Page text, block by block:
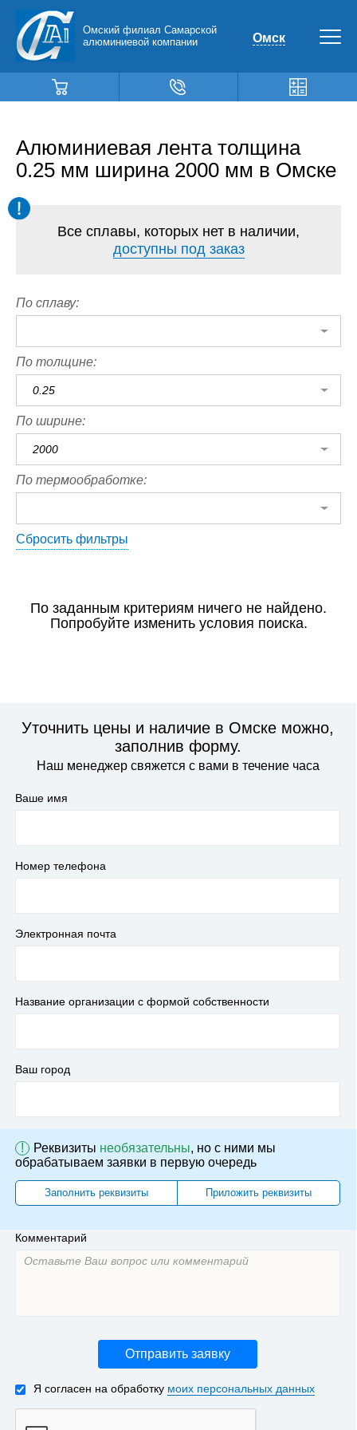
Омский филиал Самарской
алюминиевой компании
Омск
Алюминиевая лента толщина
0.25 мм ширина 2000 мм в Омске
Все сплавы, которых нет в наличии,
доступны под заказ
По сплаву:
По толщине:
0.25
По ширине:
2000
По термообработке:
Сбросить фильтры
По заданным критериям ничего не найдено.
Попробуйте изменить условия поиска.
Уточнить цены и наличие в Омске можно,
заполнив форму.
Наш менеджер свяжется с вами в течение часа
Ваше имя
Номер телефона
Электронная почта
Название организации с формой собственности
Ваш город
! Реквизиты необязательны, но с ними мы
обрабатываем заявки в первую очередь
Заполнить реквизиты Приложить реквизиты
Комментарий
Отправить заявку
Я согласен на обработку моих персональных данных